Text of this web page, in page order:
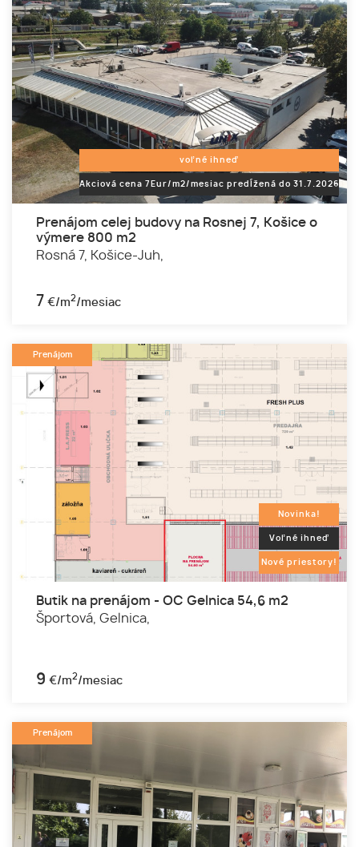
voľné ihneď
Akciová cena 7Eur/m2/mesiac predĺžená do 31.7.2026
Prenájom celej budovy na Rosnej 7, Košice o
výmere 800 m2
Rosná 7, Košice-Juh,
7 €/m2/mesiac
Prenájom
Novinka!
Voľné ihneď
Nové priestory!
Butik na prenájom - OC Gelnica 54,6 m2
Športová, Gelnica,
9 €/m2/mesiac
Prenájom